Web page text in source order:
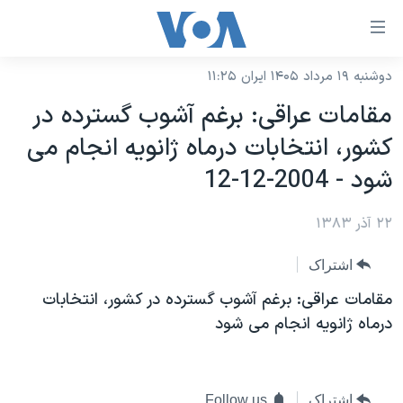
لینکهای
دسترسی
جهش
به
محتوای
اصلی
صفحه
جهش
به
نسخه سبک وب‌سایت
موضوع ها
ایران
آمریکا
جهان
ورزشی
گزیده‌ها
برنامه های تلویزیونی
جدول برنامه ها
صفحه‌های ویژه
جام جهانی ۲۰۲۶
عملیات خشم حماسی
فرکانس‌های صدای آمریکا
پخش رادیویی
دوشنبه ۱۹ مرداد ۱۴۰۵ ایران ۱۱:۲۵
مقامات عراقی: برغم آشوب گسترده در
کشور، انتخابات درماه ژانويه انجام می
شود - 2004-12-12
۲۲ آذر ۱۳۸۳
اشتراک
مقامات عراقی: برغم آشوب گسترده در کشور، انتخابات
درماه ژانويه انجام می شود
اشتراک Follow us